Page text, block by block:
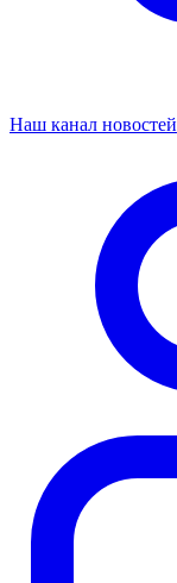
Наш канал новостей